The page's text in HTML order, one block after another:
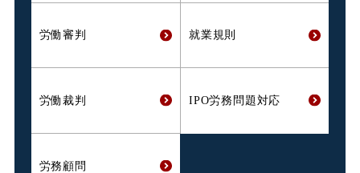
労働審判 就業規則
労働裁判 IPO労務問題対応
労務顧問